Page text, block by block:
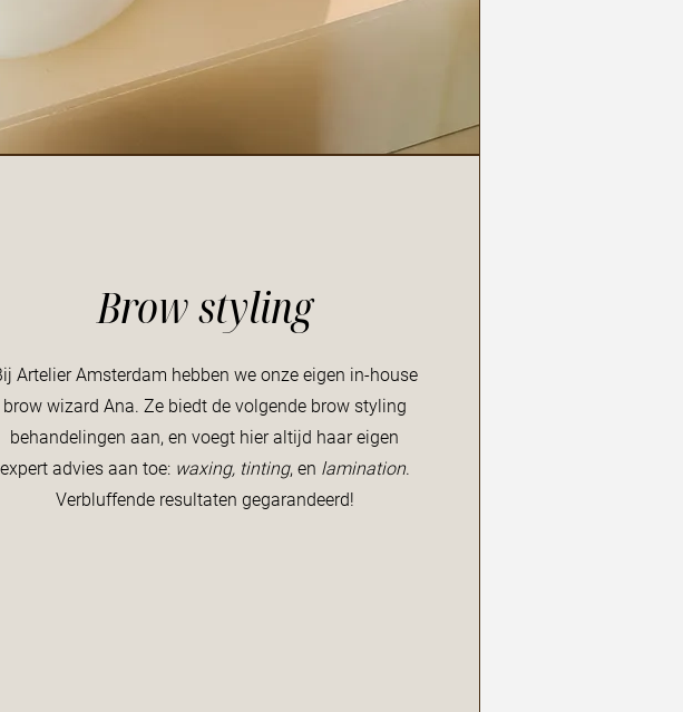
Brow styling
Artelier Amsterdam hebben we onze eigen in-house
brow wizard Ana. Ze biedt de volgende brow styling
behandelingen aan, en voegt hier altijd haar eigen
expert advies aan toe: waxing, tinting, en lamination.
Verbluffende resultaten gegarandeerd!